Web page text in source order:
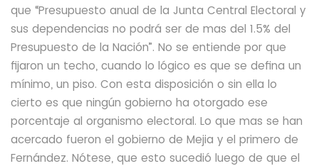
que “Presupuesto anual de la Junta Central Electoral y
sus dependencias no podrá ser de mas del 1.5% del
Presupuesto de la Nación”. No se entiende por que
fijaron un techo, cuando lo lógico es que se defina un
mínimo, un piso. Con esta disposición o sin ella lo
cierto es que ningún gobierno ha otorgado ese
porcentaje al organismo electoral. Lo que mas se han
acercado fueron el gobierno de Mejia y el primero de
Fernández. Nótese, que esto sucedió luego de que el